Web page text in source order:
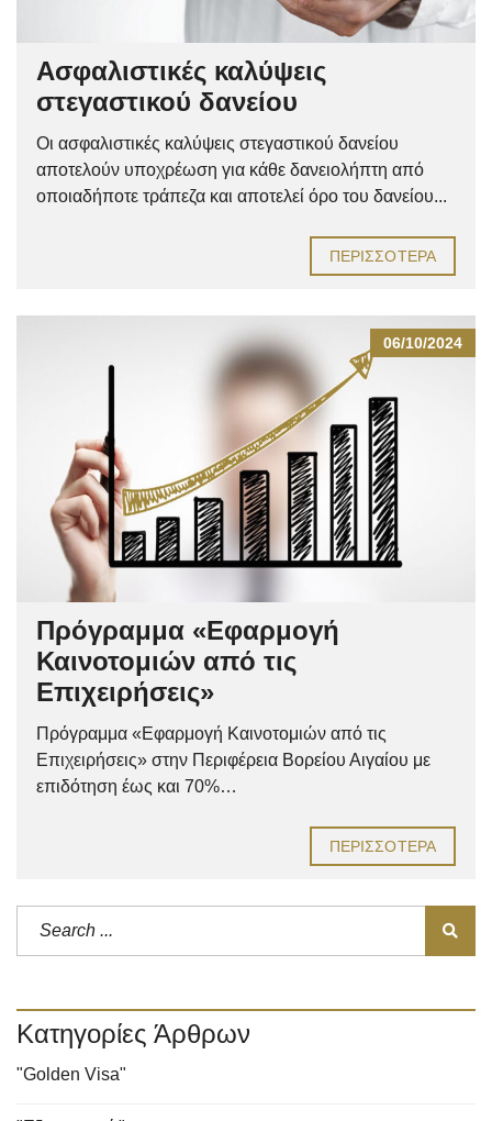
Ασφαλιστικές καλύψεις
στεγαστικού δανείου
Οι ασφαλιστικές καλύψεις στεγαστικού δανείου
αποτελούν υποχρέωση για κάθε δανειολήπτη από
οποιαδήποτε τράπεζα και αποτελεί όρο του δανείου...
ΠΕΡΙΣΣΌΤΕΡΑ
06/10/2024
Πρόγραμμα «Εφαρμογή
Καινοτομιών από τις
Επιχειρήσεις»
Πρόγραμμα «Εφαρμογή Καινοτομιών από τις
Επιχειρήσεις» στην Περιφέρεια Βορείου Αιγαίου με
επιδότηση έως και 70%…
ΠΕΡΙΣΣΌΤΕΡΑ
Κατηγορίες Άρθρων
"Golden Visa"